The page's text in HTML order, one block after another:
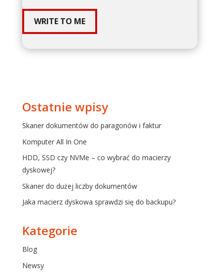
WRITE TO ME
Ostatnie wpisy
Skaner dokumentów do paragonów i faktur
Komputer All In One
HDD, SSD czy NVMe – co wybrać do macierzy
dyskowej?
Skaner do dużej liczby dokumentów
Jaka macierz dyskowa sprawdzi się do backupu?
Kategorie
Blog
Newsy